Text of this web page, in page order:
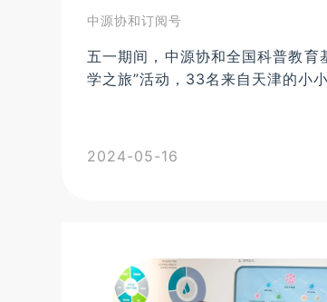
中源协和订阅号
五一期间，中源协和全国科普教
学之旅”活动，33名来自天津的小
2024-05-16